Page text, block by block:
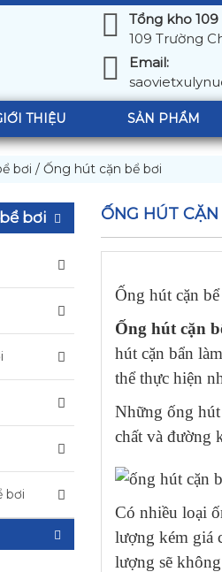
Tổng kho 109
109 Trường
Email:
THIỆU SẢN PHẨM
bơi / Ống hút cặn bể bơi
bơi
bơi
ỐNG HÚT
Ống hút cặn
Ống hút cặn
hút cặn bẩn
thể thực hiện
Những ống hút
chất và đường
Có nhiều loại
lượng kém giá
lượng sẽ